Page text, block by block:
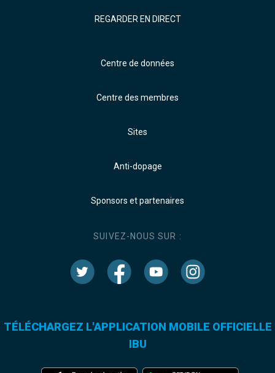
REGARDER EN DIRECT
Centre de données
Centre des membres
Sites
Anti-dopage
Sponsors et partenaires
SUIVEZ-NOUS SUR :
TÉLÉCHARGEZ L'APPLICATION MOBILE OFFICIELLE
IBU